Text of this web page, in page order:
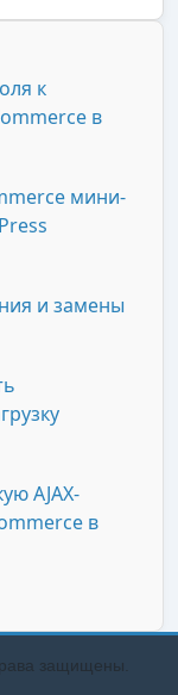
к
в
мини-
и замены
AJAX-
в
защищены.